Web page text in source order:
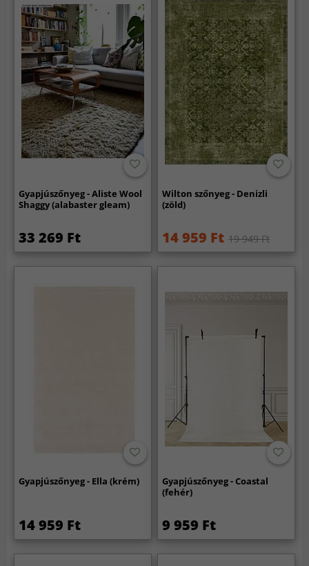
Gyapjúszőnyeg - Aliste Wool
Shaggy (alabaster gleam)
33 269 Ft
Wilton szőnyeg - Denizli
(zöld)
14 959 Ft 19 949 Ft
Gyapjúszőnyeg - Ella (krém)
14 959 Ft
Gyapjúszőnyeg - Coastal
(fehér)
9 959 Ft